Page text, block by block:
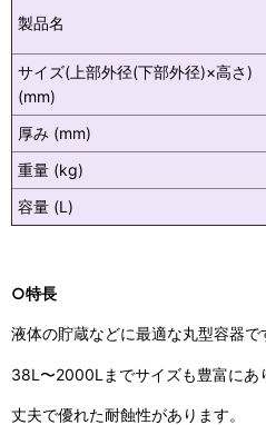
製品名
サイズ(上部外径(下部外径)×高さ)
(mm)
厚み (mm)
重量 (kg)
容量 (L)
○特長
液体の貯蔵などに最適な丸型容器で
38L〜2000Lまでサイズも豊富にあ
丈夫で優れた耐蝕性があります。